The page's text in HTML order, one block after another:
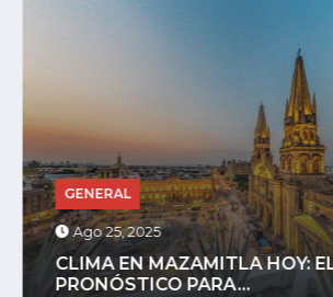
GENERAL
Ago 25, 2025
CLIMA EN MAZAMITLA HOY: EL
PRONÓSTICO PARA...